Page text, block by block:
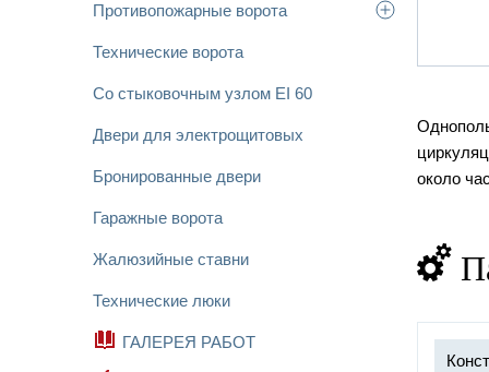
Противопожарные ворота
Технические ворота
Со стыковочным узлом EI 60
Двери для электрощитовых
Бронированные двери
Гаражные ворота
Жалюзийные ставни
Технические люки
ГАЛЕРЕЯ РАБОТ
около